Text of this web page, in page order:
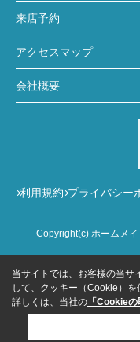
来店予約
アクセスマップ
会社概要
利用規約 プライバシー
Copyright(c) ホームメ
当サイトでは、お客様の当サ
して、クッキー（Cookie）を
詳しくは、当社の 「Cookie